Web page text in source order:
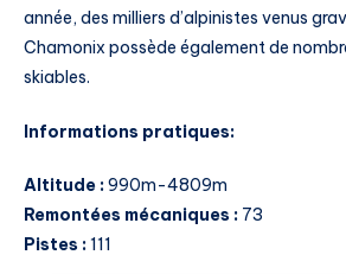
année, des milliers d’alpinistes venus
Chamonix possède également de
skiables.
Informations pratiques:
Altitude :990m-4809m
Remontées mécaniques : 73
Pistes :111